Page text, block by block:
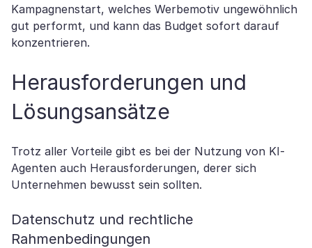
Kampagnenstart, welches Werbemotiv ungewöhnlich
gut performt, und kann das Budget sofort darauf
konzentrieren.
Herausforderungen und
Lösungsansätze
Trotz aller Vorteile gibt es bei der Nutzung von KI-
Agenten auch Herausforderungen, derer sich
Unternehmen bewusst sein sollten.
Datenschutz und rechtliche
Rahmenbedingungen